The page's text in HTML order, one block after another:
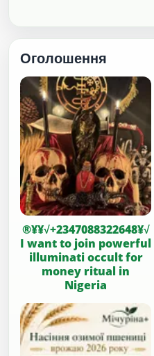
Оголошення
®¥¥√+2347088322648¥√
I want to join powerful
illuminati occult for
money ritual in
Nigeria